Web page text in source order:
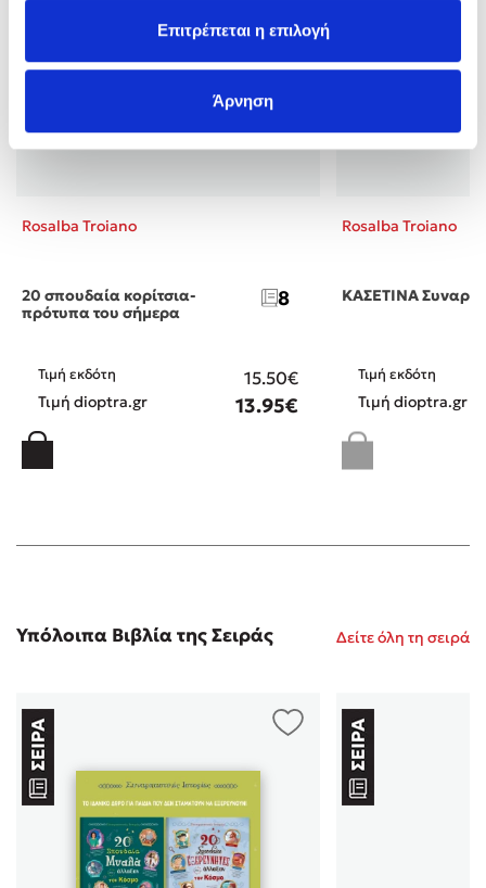
Επιτρέπεται η επιλογή
Άρνηση
Rosalba Troiano
20 σπουδαία κορίτσια-
πρότυπα του σήμερα
8
Τιμή εκδότη 15.50€
Τιμή dioptra.gr 13.95€
Rosalba Troiano
ΚΑΣΕΤΙΝΑ
Τιμή εκδότη
Τιμή dioptra.gr
Υπόλοιπα Βιβλία της Σειράς Δείτε όλη τη σειρά